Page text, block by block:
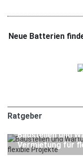
Neue Batterien
Ratgeber
Ratgeber
Baustellen und
Vermietung für